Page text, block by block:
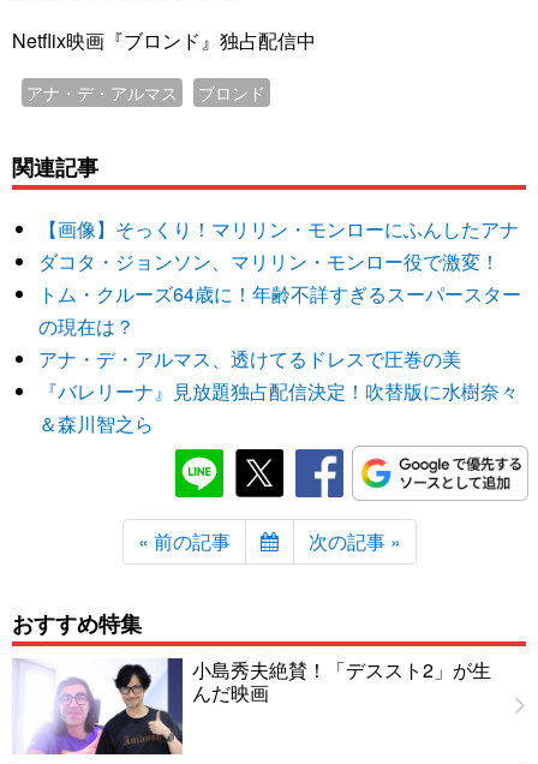
Netflix映画『ブロンド』独占配信中
アナ・デ・アルマス ブロンド
関連記事
【画像】そっくり！マリリン・モンローにふんしたアナ
ダコタ・ジョンソン、マリリン・モンロー役で激変！
トム・クルーズ64歳に！年齢不詳すぎるスーパースター
の現在は？
アナ・デ・アルマス、透けてるドレスで圧巻の美
『バレリーナ』見放題独占配信決定！吹替版に水樹奈々
＆森川智之ら
« 前の記事 次の記事 »
おすすめ特集
小島秀夫絶賛！「デススト2」が生
んだ映画